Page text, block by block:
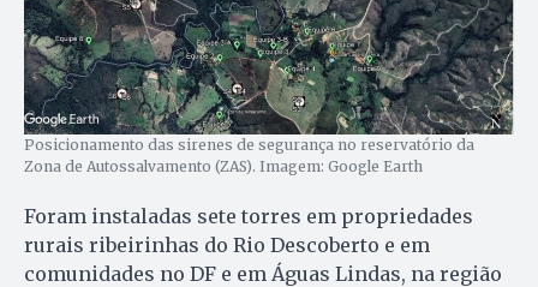
Posicionamento das sirenes de segurança no reservatório da
Zona de Autossalvamento (ZAS). Imagem: Google Earth
Foram instaladas sete torres em propriedades
rurais ribeirinhas do Rio Descoberto e em
comunidades no DF e em Águas Lindas, na região